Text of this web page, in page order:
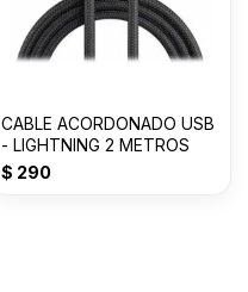
CABLE ACORDONADO USB
- LIGHTNING 2 METROS
$ 290